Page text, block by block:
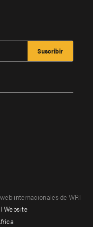
internacionales de WRI
Website